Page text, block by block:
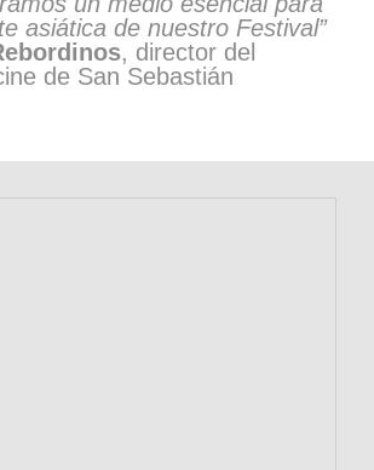
asiática de nuestro Festival”
, director del
de San Sebastián